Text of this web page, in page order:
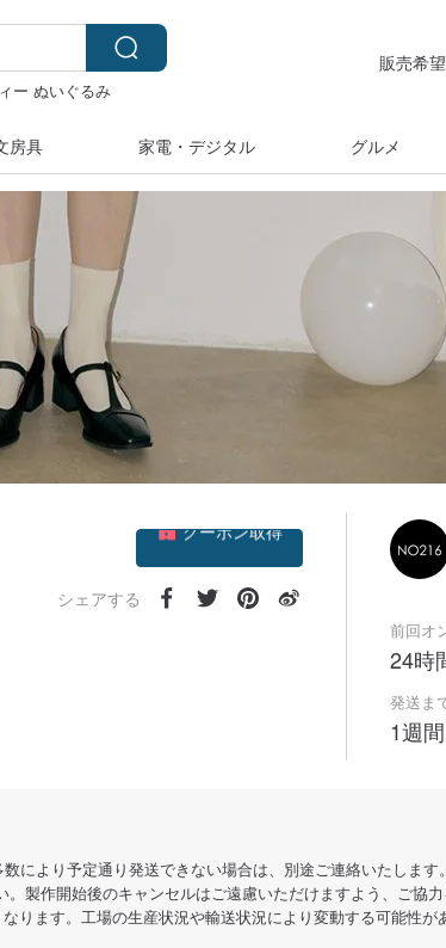
ー ぬいぐるみ
販売希
房具 家電・デジタル グルメ
フォローする
シェアする
前回オ
24時
発送ま
1週
により予定通り発送できない場合は、別途ご連絡いたしま
製作開始後のキャンセルはご遠慮いただけますよう、ご協力
ります。工場の生産状況や輸送状況により変動する可能性